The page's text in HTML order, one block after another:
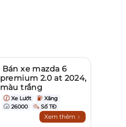
Bán xe mazda 6
premium 2.0 at 2024,
màu trắng
Xe Lướt
Xăng
26000
Số TĐ
Xem thêm